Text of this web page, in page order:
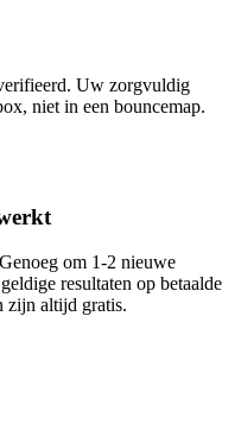
Uw zorgvuldig
niet in een bouncemap.
om 1-2 nieuwe
resultaten op betaalde
zijn altijd gratis.